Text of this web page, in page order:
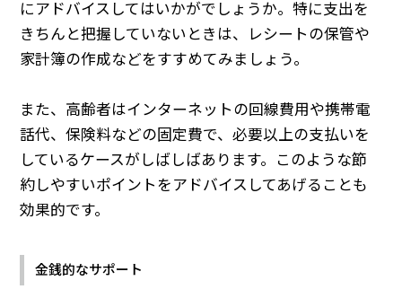
にアドバイスしてはいかがでしょうか。特に支出を
きちんと把握していないときは、レシートの保管や
家計簿の作成などをすすめてみましょう。
また、高齢者はインターネットの回線費用や携帯電
話代、保険料などの固定費で、必要以上の支払いを
しているケースがしばしばあります。このような節
約しやすいポイントをアドバイスしてあげることも
効果的です。
金銭的なサポート